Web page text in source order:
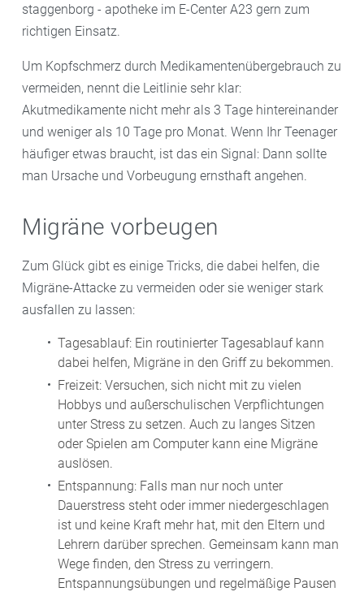
staggenborg - apotheke im E-Center A23 gern zum
richtigen Einsatz.
Um Kopfschmerz durch Medikamentenübergebrauch zu
vermeiden, nennt die Leitlinie sehr klar:
Akutmedikamente nicht mehr als 3 Tage hintereinander
und weniger als 10 Tage pro Monat. Wenn Ihr Teenager
häufiger etwas braucht, ist das ein Signal: Dann sollte
man Ursache und Vorbeugung ernsthaft angehen.
Migräne vorbeugen
Zum Glück gibt es einige Tricks, die dabei helfen, die
Migräne-Attacke zu vermeiden oder sie weniger stark
ausfallen zu lassen:
Tagesablauf: Ein routinierter Tagesablauf kann
dabei helfen, Migräne in den Griff zu bekommen.
Freizeit: Versuchen, sich nicht mit zu vielen
Hobbys und außerschulischen Verpflichtungen
unter Stress zu setzen. Auch zu langes Sitzen
oder Spielen am Computer kann eine Migräne
auslösen.
Entspannung: Falls man nur noch unter
Dauerstress steht oder immer niedergeschlagen
ist und keine Kraft mehr hat, mit den Eltern und
Lehrern darüber sprechen. Gemeinsam kann man
Wege finden, den Stress zu verringern.
Entspannungsübungen und regelmäßige Pausen